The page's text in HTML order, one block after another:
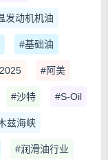
发动机机油
#基础油
#阿美
#沙特 #S-Oil
兹海峡
#润滑油行业